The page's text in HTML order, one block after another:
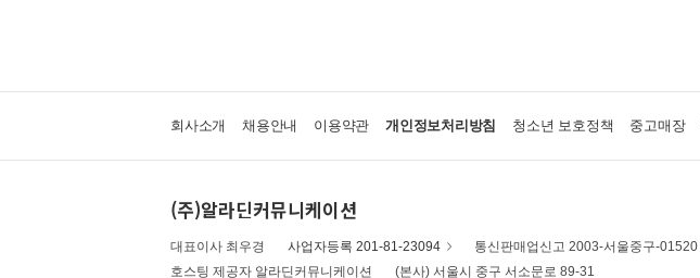
회사소개 채용안내 이용약관 개인정보처리방침 청소년 보호정책 중고매장
(주)알라딘커뮤니케이션
대표이사 최우경 사업자등록 201-81-23094 통신판매업신고 2003-서울중구-01520
호스팅 제공자 알라딘커뮤니케이션
(본사) 서울시 중구 서소문로 89-31